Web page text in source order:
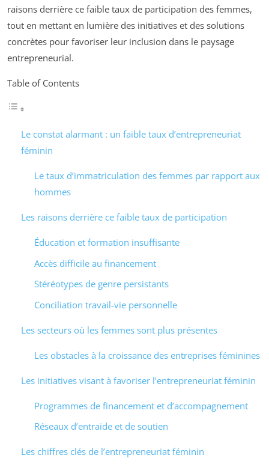
raisons derrière ce faible taux de participation des femmes,
tout en mettant en lumière des initiatives et des solutions
concrètes pour favoriser leur inclusion dans le paysage
entrepreneurial.
Table of Contents
Le constat alarmant : un faible taux d’entrepreneuriat
féminin
Le taux d’immatriculation des femmes par rapport aux
hommes
Les raisons derrière ce faible taux de participation
Éducation et formation insuffisante
Accès difficile au financement
Stéréotypes de genre persistants
Conciliation travail-vie personnelle
Les secteurs où les femmes sont plus présentes
Les obstacles à la croissance des entreprises féminines
Les initiatives visant à favoriser l’entrepreneuriat féminin
Programmes de financement et d’accompagnement
Réseaux d’entraide et de soutien
Les chiffres clés de l’entrepreneuriat féminin